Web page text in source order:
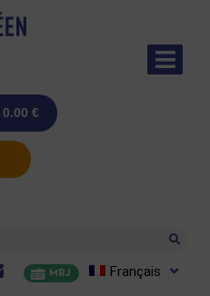
0.00 €
MRJ Français